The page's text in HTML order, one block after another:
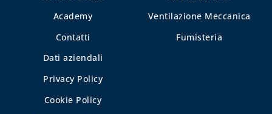
LEGHE SALDANTI
MASSETTI
SIGILLANTI E
ACCESSORI PER
Academy
Contatti
Dati aziendali
Privacy Policy
Cookie Policy
Ventilazione Meccanica
Fumisteria